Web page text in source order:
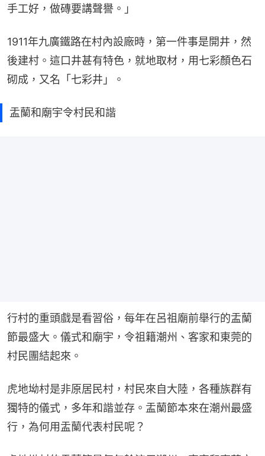
手工好，做磚要講聲譽。」
1911年九廣鐵路在村內設廠時，第一件事是開井，然
後建村。這口井甚有特色，就地取材，用七彩顏色石
砌成，又名「七彩井」。
盂蘭和廟宇令村民和諧
行村的重頭戲是看習俗，每年在呂祖廟前舉行的盂蘭
節最盛大。儀式和廟宇，令祖籍潮州、客家和東莞的
村民團結起來。
虎地坳村是非原居民村，村民來自大陸，各種族群有
獨特的儀式，多年和諧並存。盂蘭節本來在潮州最盛
行，為何用盂蘭代表村民呢？